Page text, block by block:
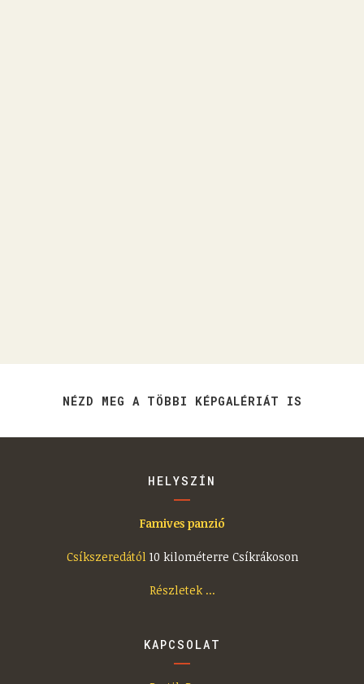
NÉZD MEG A TÖBBI KÉPGALÉRIÁT IS
HELYSZÍN
Famives panzió
Csíkszeredától 10 kilométerre Csíkrákoson
Részletek ...
KAPCSOLAT